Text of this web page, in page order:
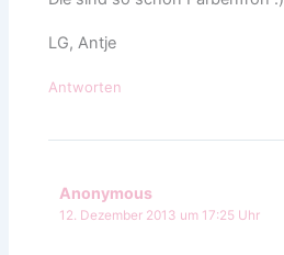
LG, Antje
Antworten
Anonymous
12. Dezember 2013 um 17:25 Uhr